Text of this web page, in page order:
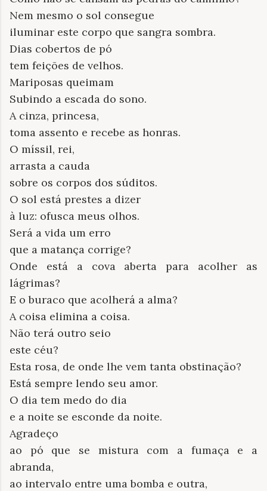
Nem mesmo o sol consegue
iluminar este corpo que sangra sombra.
Dias cobertos de pó
tem feições de velhos.
Mariposas queimam
Subindo a escada do sono.
A cinza, princesa,
toma assento e recebe as honras.
O míssil, rei,
arrasta a cauda
sobre os corpos dos súditos.
O sol está prestes a dizer
à luz: ofusca meus olhos.
Será a vida um erro
que a matança corrige?
Onde está a cova aberta para acolher as
lágrimas?
E o buraco que acolherá a alma?
A coisa elimina a coisa.
Não terá outro seio
este céu?
Esta rosa, de onde lhe vem tanta obstinação?
Está sempre lendo seu amor.
O dia tem medo do dia
e a noite se esconde da noite.
Agradeço
ao pó que se mistura com a fumaça e a
abranda,
ao intervalo entre uma bomba e outra,